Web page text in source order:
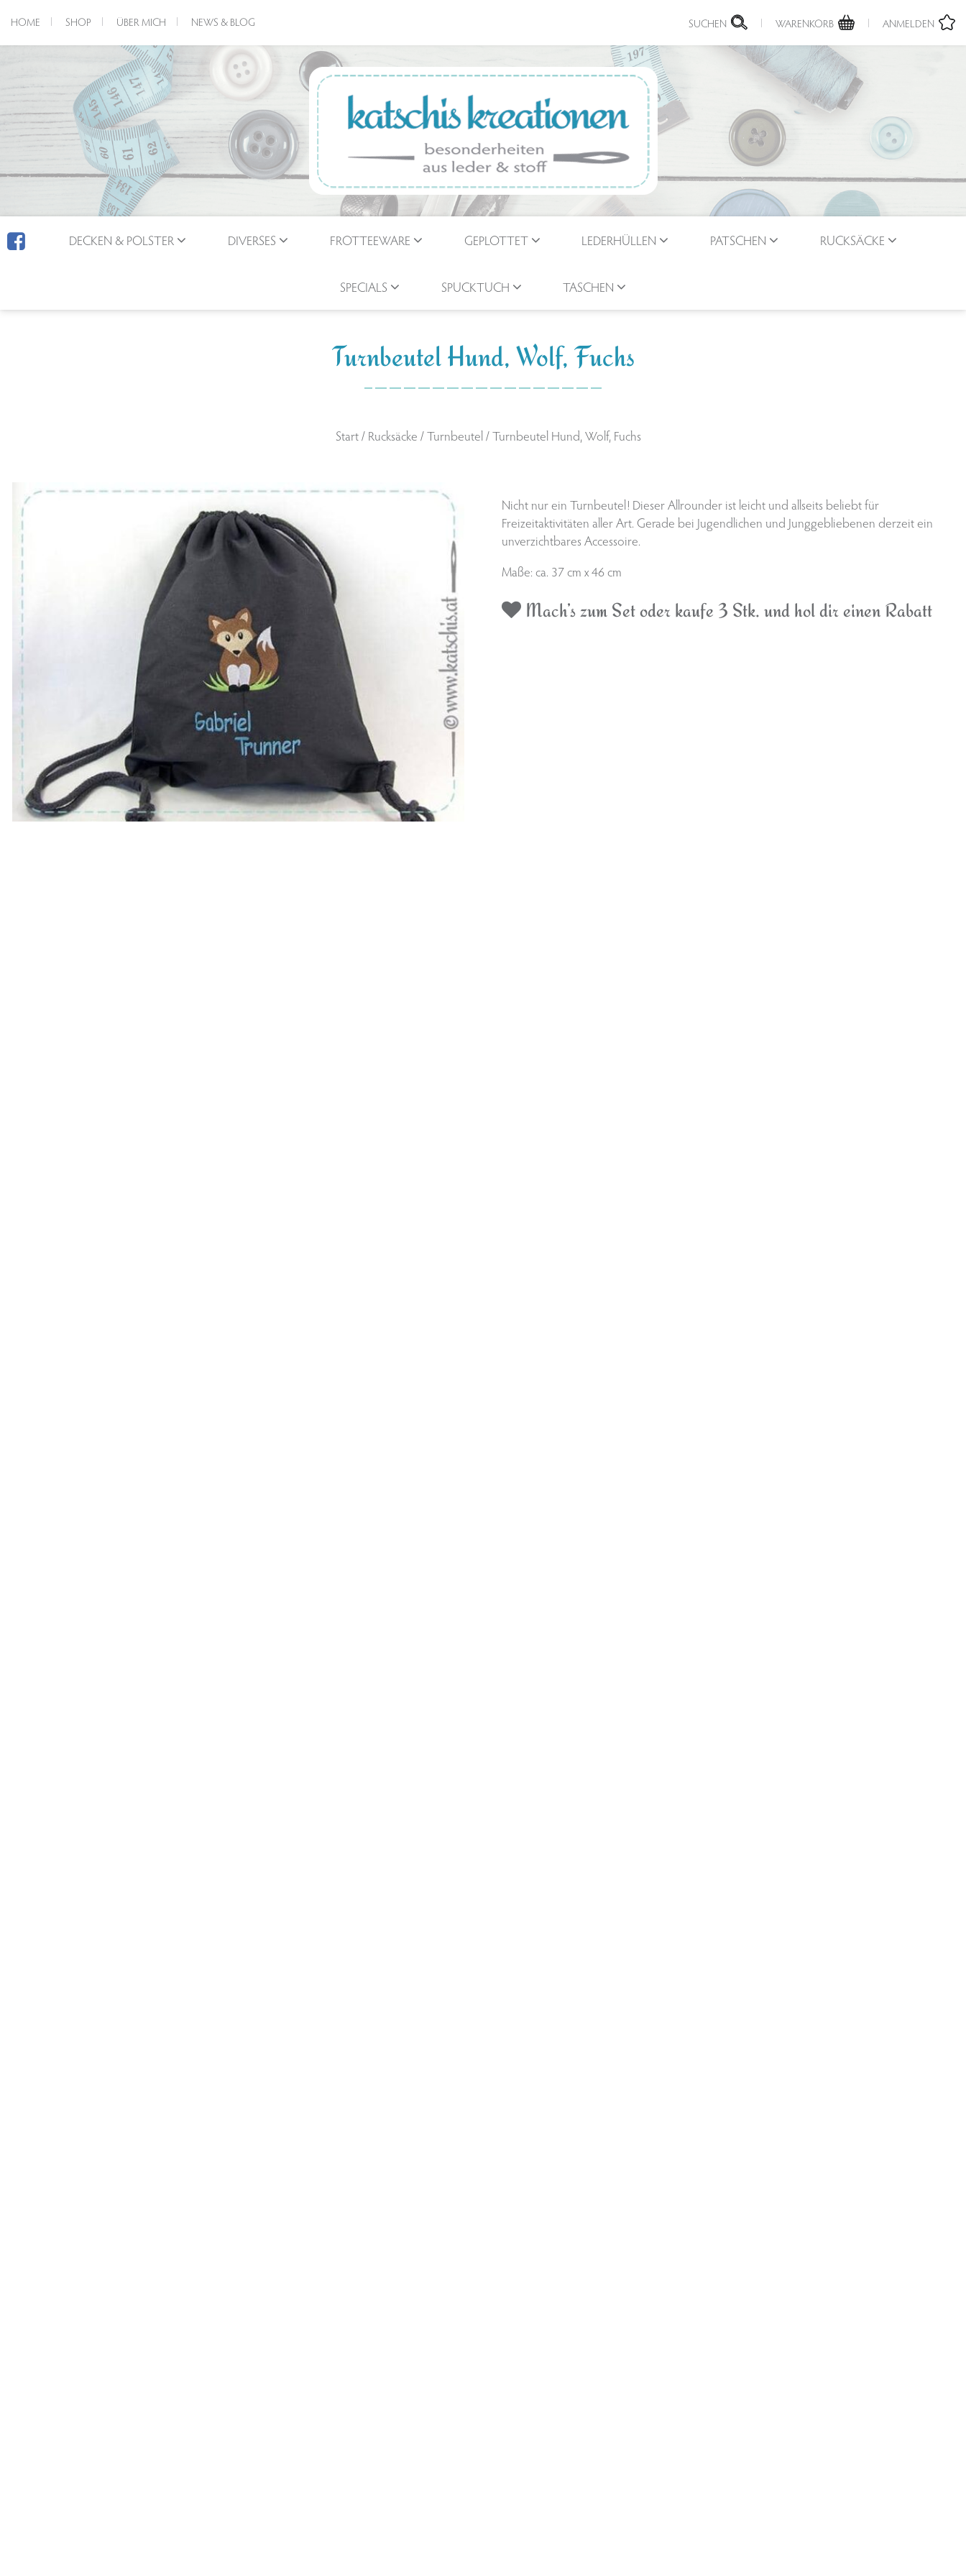
HOME SHOP ÜBER MICH NEWS & BLOG SUCHEN WARENKORB ANMELDEN
DECKEN & POLSTER DIVERSES FROTTEEWARE GEPLOTTET LEDERHÜLLEN PATSCHEN RUCKSÄCKE
SPECIALS SPUCKTUCH TASCHEN
Turnbeutel Hund, Wolf, Fuchs
Start/ Rucksäcke /Turnbeutel/ Turnbeutel Hund, Wolf, Fuchs
Nicht nur ein Turnbeutel! Dieser Allrounder ist leicht und allseits beliebt für
Freizeitaktivitäten aller Art. Gerade bei Jugendlichen und Junggebliebenen derzeit ein
unverzichtbares Accessoire.
Maße: ca. 37 cm x 46 cm
Mach’s zum Set oder kaufe 3 Stk. und hol dir einen Rabatt